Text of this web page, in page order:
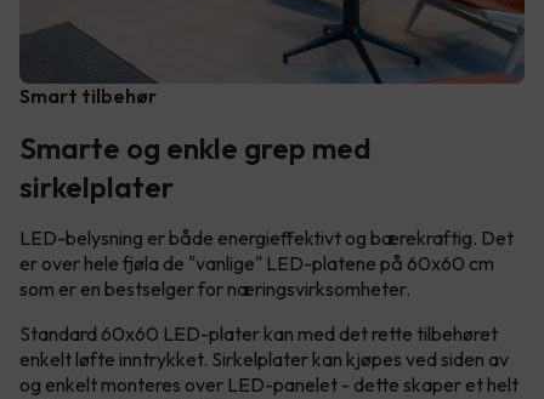
Smart tilbehør
Smarte og enkle grep med
sirkelplater
LED-belysning er både energieffektivt og bærekraftig. Det
er over hele fjøla de "vanlige" LED-platene på 60x60 cm
som er en bestselger for næringsvirksomheter.
Standard 60x60 LED-plater kan med det rette tilbehøret
enkelt løfte inntrykket. Sirkelplater kan kjøpes ved siden av
og enkelt monteres over LED-panelet - dette skaper et helt